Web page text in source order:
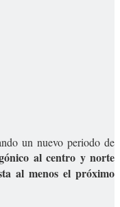
un nuevo periodo de
al centro y norte
al menos el próximo